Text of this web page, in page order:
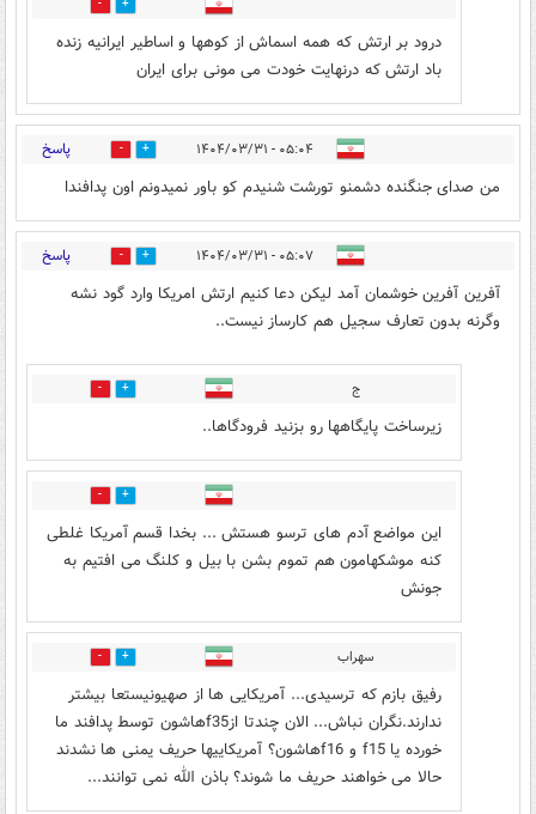
2
درود بر ارتش که همه اسماش از کوهها و اساطیر ایرانیه زنده
باد ارتش که درنهایت خودت می مونی برای ایران
۰۵:۰۴ - ۱۴۰۴/۰۳/۳۱ 13 پاسخ
من صدای جنگنده دشمنو تورشت شنیدم کو باور نمیدونم اون پدافندا
۰۵:۰۷ - ۱۴۰۴/۰۳/۳۱ 12 پاسخ
آفرین آفرین خوشمان آمد لیکن دعا کنیم ارتش امریکا وارد گود نشه
وگرنه بدون تعارف سجیل هم کارساز نیست..
ج 3
زیرساخت پایگاهها رو بزنید فرودگاها..
4
این مواضع آدم های ترسو هستش ... بخدا قسم آمریکا غلطی
کنه موشکهامون هم تموم بشن با بیل و کلنگ می افتیم به
جونش
سهراب 2
رفیق بازم که ترسیدی... آمریکایی ها از صهیونیستعا بیشتر
ندارند.نگران نباش... الان چندتا ازf35هاشون توسط پدافند ما
خورده یا f15 و f16هاشون؟ آمریکاییها حریف یمنی ها نشدند
حالا می خواهند حریف ما شوند؟ باذن الله نمی توانند...